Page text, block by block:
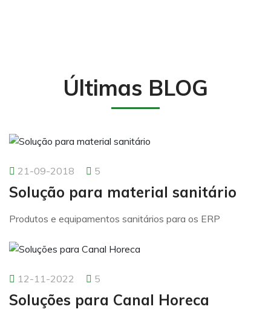
Últimas BLOG
21-09-2018 5
Solução para material sanitário
Produtos e equipamentos sanitários para os ERP
12-11-2022 5
Soluções para Canal Horeca